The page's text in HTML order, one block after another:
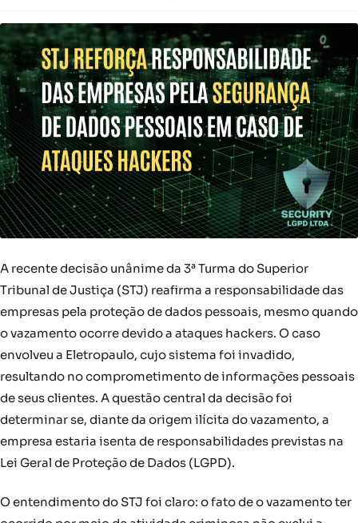
A recente decisão unânime da 3ª Turma do Superior
Tribunal de Justiça (STJ) reafirma a responsabilidade das
empresas pela proteção de dados pessoais, mesmo quando
o vazamento ocorre devido a ataques hackers. O caso
envolveu a Eletropaulo, cujo sistema foi invadido,
resultando no comprometimento de informações pessoais
de seus clientes. A questão central da decisão foi
determinar se, diante da origem ilícita do vazamento, a
empresa estaria isenta de responsabilidades previstas na
Lei Geral de Proteção de Dados (LGPD).
O entendimento do STJ foi claro: o fato de o vazamento ter